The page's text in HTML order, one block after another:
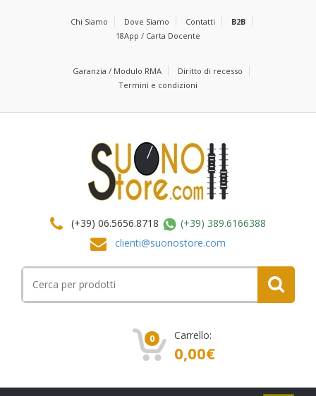
Chi Siamo Dove Siamo Contatti
B2B
18App / Carta Docente
Garanzia / Modulo RMA
Diritto di recesso
Termini e condizioni
(+39) 06.5656.8718
(+39) 389.6166388
clienti@suonostore.com
per:
0 Carrello:
0,00€